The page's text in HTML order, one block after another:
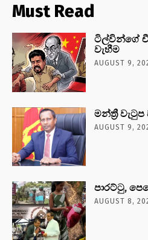
Must Read
ටිල්වින්ගේ
වැහීම
AUGUST 9,
මන්ත්‍රී
AUGUST 9,
පාරට්ටු,
AUGUST 8,